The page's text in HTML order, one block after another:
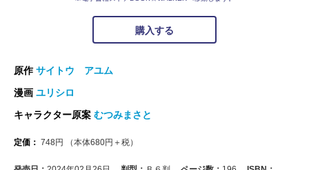
購入する
原作サイトウ アユム
漫画 ユリシロ
キャラクター原案 むつみまさと
定価： 748円 （本体680円＋税）